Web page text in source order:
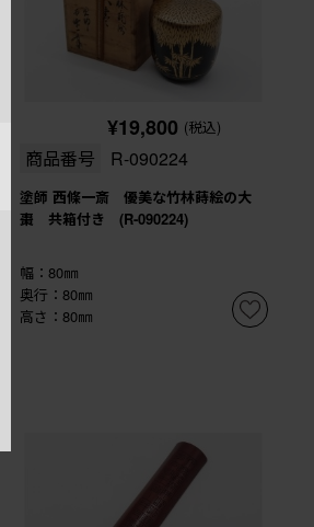
¥19,800 (税込)
商品番号 R-090224
塗師 西條一斎 優美な竹林蒔絵の大
棗 共箱付き (R-090224)
幅：80㎜
奥行：80㎜
高さ：80㎜